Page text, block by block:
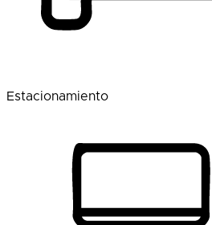
Estacionamiento